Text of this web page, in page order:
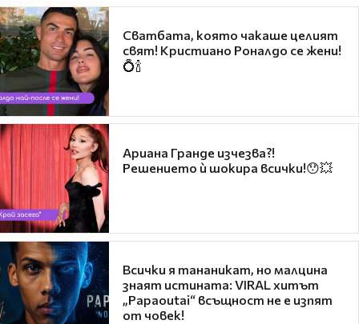
Сватбата, която чакаше целият
свят! Кристиано Роналдо се жени!
💍🍾
Ариана Гранде изчезва?!
Решението ѝ шокира всички!😯💥
Всички я тананикат, но малцина
знаят истината: VIRAL хитът
„Papaoutai“ всъщност не е изпят
от човек!